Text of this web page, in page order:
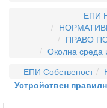
ЕПИ
ПРАВО
Околна среда
ЕПИ Собственост
Устройствен